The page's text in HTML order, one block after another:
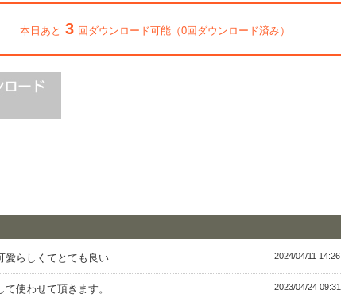
本日あと 3 回ダウンロード可能（0回ダウンロード済み）
愛らしくてとても良い 2024/04/11 14:26
使わせて頂きます。 2023/04/24 09:31